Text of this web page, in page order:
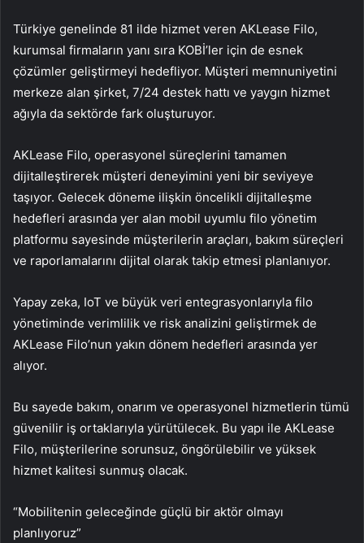
Türkiye genelinde 81 ilde hizmet veren AKLease Filo,
kurumsal firmaların yanı sıra KOBİ’ler için de esnek
çözümler geliştirmeyi hedefliyor. Müşteri memnuniyetini
merkeze alan şirket, 7/24 destek hattı ve yaygın hizmet
ağıyla da sektörde fark oluşturuyor.
AKLease Filo, operasyonel süreçlerini tamamen
dijitalleştirerek müşteri deneyimini yeni bir seviyeye
taşıyor. Gelecek döneme ilişkin öncelikli dijitalleşme
hedefleri arasında yer alan mobil uyumlu filo yönetim
platformu sayesinde müşterilerin araçları, bakım süreçleri
ve raporlamalarını dijital olarak takip etmesi planlanıyor.
Yapay zeka, IoT ve büyük veri entegrasyonlarıyla filo
yönetiminde verimlilik ve risk analizini geliştirmek de
AKLease Filo’nun yakın dönem hedefleri arasında yer
alıyor.
Bu sayede bakım, onarım ve operasyonel hizmetlerin tümü
güvenilir iş ortaklarıyla yürütülecek. Bu yapı ile AKLease
Filo, müşterilerine sorunsuz, öngörülebilir ve yüksek
hizmet kalitesi sunmuş olacak.
“Mobilitenin geleceğinde güçlü bir aktör olmayı
planlıyoruz”